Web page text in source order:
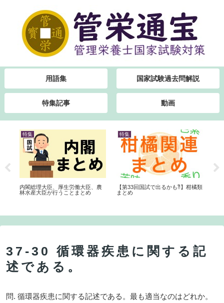
用語集 国家試験過去問解説
特集記事 動画
特集
内閣総理大臣、厚生労働大臣、農
林水産大臣が行うことまとめ
特集
【第33回国試で出るかも⁈】柑橘類
まとめ
37-30 循環器疾患に関する記
述である。
問. 循環器疾患に関する記述である。最も適当なのはどれか。